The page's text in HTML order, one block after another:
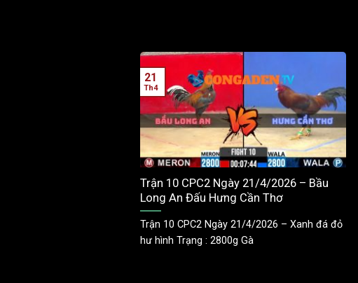
Trận 10 CPC2 Ngày 21/4/2026 – Bầu
Long An Đấu Hưng Cần Thơ
Trận 10 CPC2 Ngày 21/4/2026 – Xanh đá đỏ
hư hình Trạng : 2800g Gà
21
Th4